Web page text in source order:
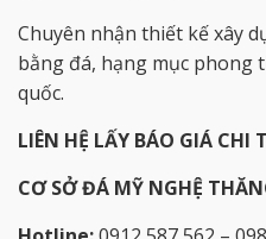
Chuyên nhận thiết kế xây
bằng đá, hạng mục phong
quốc.
LIÊN HỆ LẤY BÁO GIÁ CHI
CƠ SỞ ĐÁ MỸ NGHỆ